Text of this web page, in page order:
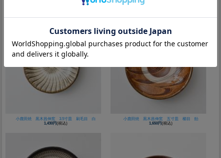
小鹿田焼 黒木昌伸窯 四寸皿 飛び鉋 白
小鹿田焼 坂本浩二窯 四寸皿 飛び鉋 白
小鹿田焼 黒木昌伸窯 3.5寸皿 刷毛目 白
1,430円(税込)
小鹿田焼 黒木昌伸窯 五寸皿 櫛目 飴
1,650円(税込)